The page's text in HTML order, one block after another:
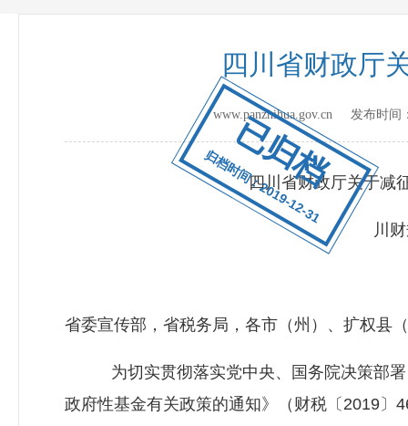
已归档
归档时间：2019-12-31
四川省财政厅
www.panzhihua.gov.cn 发布时间
四川省财政厅关于减征
川财规
省委宣传部，省税务局，各市（州）、扩权县
为切实贯彻落实党中央、国务院决策部署
政府性基金有关政策的通知》（财税〔2019〕